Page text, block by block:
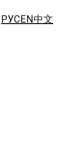
РУСEN中文